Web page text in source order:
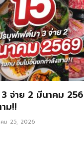
จ่าย 2 มีนาคม
ม!!
คม 25, 2026